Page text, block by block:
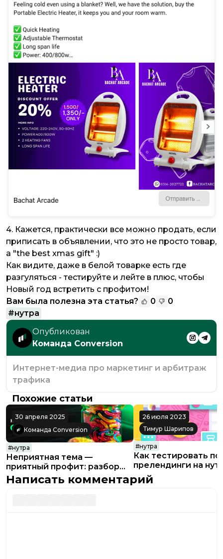
4. Кажется, практически все можно продать, если
приписать в объявлении, что это не просто товар,
а "the best xmas gift" :)
Как видите, даже в белой товарке есть где
разгуляться - тестируйте и лейте в плюс, чтобы
Новый год встретить с профитом!
Вам была полезна эта статья?
0
0
#нутра
Опубликован
Команда Conversion
Интернет-медиа про маркетинг и арбитраж
трафика
Похожие статьи
30 апреля 2025
Команда Conversion
#нутра
Неприятная тема —
приятный профит: разбор
офферов от паразитов
26 июля 2023
Тимур Шарипов
#нутра
Как тестировать
прелендинги на
Написать комментарий